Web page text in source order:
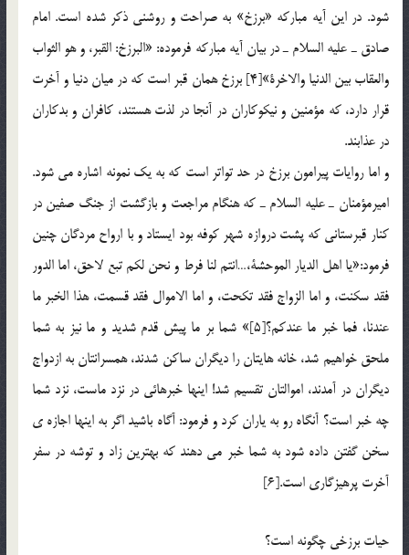
شود. در اين آيه مباركه «برزخ» به صراحت و روشني ذكر شده است. امام
صادق ـ عليه السلام ـ در بيان آيه مباركه فرموده: «البرزخ: القبر، و هو الثواب
والعقاب بين الدنيا والاخرة»[4] برزخ همان قبر است كه در ميان دنيا و آخرت
قرار دارد، كه مؤمنين و نيكوكاران در آنجا در لذت هستند، كافران و بدكاران
در عذابند.
و اما روايات پيرامون برزخ در حد تواتر است که به یک نمونه اشاره می شود.
اميرمؤمنان ـ عليه السلام ـ كه هنگام مراجعت و بازگشت از جنگ صفين در
كنار قبرستاني كه پشت دروازه شهر كوفه بود ايستاد و با ارواح مردگان چنين
فرمود:«يا اهل الديار الموحشة،…انتم لنا فرط و نحن لكم تبع لاحق، اما الدور
فقد سكنت، و اما الزواج فقد تكحت، و اما الاموال فقد قسمت، هذا الخبر ما
عندنا، فما خبر ما عندكم؟[5]» شما بر ما پيش قدم شديد و ما نيز به شما
ملحق خواهيم شد، خانه هايتان را ديگران ساكن شدند، همسرانتان به ازدواج
ديگران در آمدند، اموالتان تقسيم شد! اينها خبرهائي در نزد ماست، نزد شما
چه خبر است؟ آنگاه رو به ياران كرد و فرمود: آگاه باشيد اگر به اينها اجازه ي
سخن گفتن داده شود به شما خبر مي دهند كه بهترين زاد و توشه در سفر
آخرت پرهيزگاري است.[6]
حيات برزخي چگونه است؟